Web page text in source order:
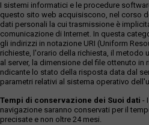
I sistemi informatici e le procedure
questo sito web acquisiscono, nel corso
dati personali la cui trasmissione è
comunicazione di Internet. In questa
gli indirizzi in notazione URI (Uniform
richieste, l'orario della richiesta, il metodo
al server, la dimensione del file ottenuto
ndicante lo stato della risposta data dal
parametri relativi al sistema operativo
Tempi di conservazione dei Suoi dati -
navigazione saranno conservati per il
precisate e non oltre 24 mesi.